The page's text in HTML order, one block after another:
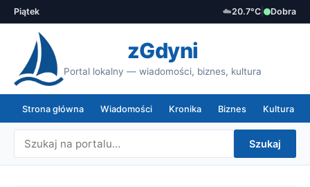
Piątek ☁️20.7°C Dobra
zGdyni
Portal lokalny — wiadomości, biznes, kultura
Strona główna Wiadomości Kronika Biznes Kultura
Szukaj